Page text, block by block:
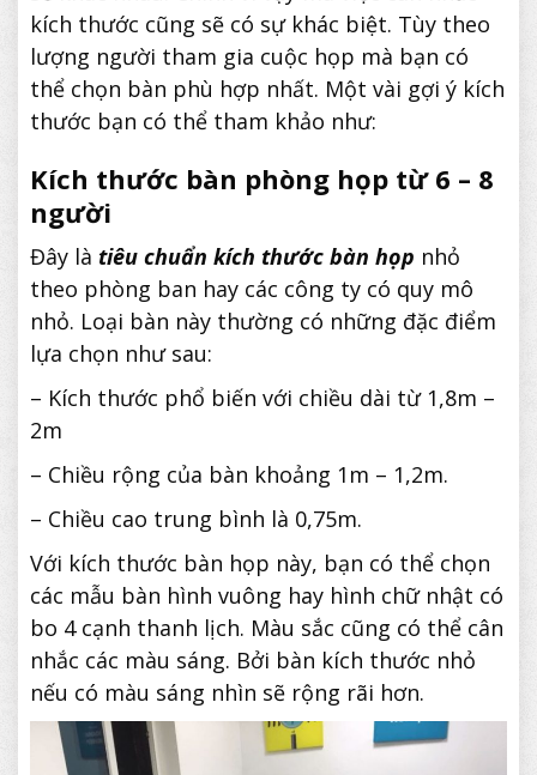
kích thước cũng sẽ có sự khác biệt. Tùy theo
lượng người tham gia cuộc họp mà bạn có
thể chọn bàn phù hợp nhất. Một vài gợi ý kích
thước bạn có thể tham khảo như:
Kích thước bàn phòng họp từ 6 – 8
người
Đây là tiêu chuẩn kích thước bàn họp nhỏ
theo phòng ban hay các công ty có quy mô
nhỏ. Loại bàn này thường có những đặc điểm
lựa chọn như sau:
– Kích thước phổ biến với chiều dài từ 1,8m –
2m
– Chiều rộng của bàn khoảng 1m – 1,2m.
– Chiều cao trung bình là 0,75m.
Với kích thước bàn họp này, bạn có thể chọn
các mẫu bàn hình vuông hay hình chữ nhật có
bo 4 cạnh thanh lịch. Màu sắc cũng có thể cân
nhắc các màu sáng. Bởi bàn kích thước nhỏ
nếu có màu sáng nhìn sẽ rộng rãi hơn.